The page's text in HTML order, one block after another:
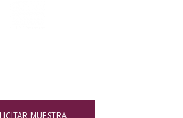
MUESTRA